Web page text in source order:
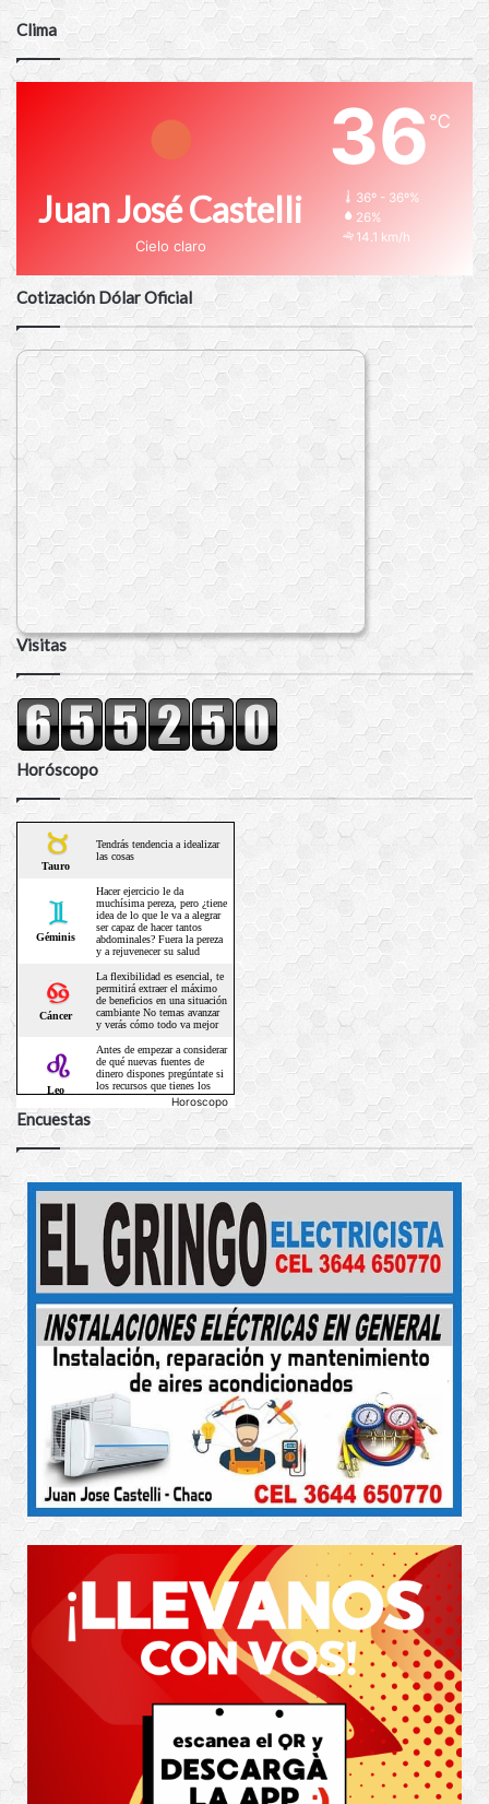
Clima
Juan José Castelli
Cielo claro
36℃
36º - 36º%
26%
14.1 km/h
Cotización Dólar Oficial
Visitas
Horóscopo
Horoscopo
Encuestas